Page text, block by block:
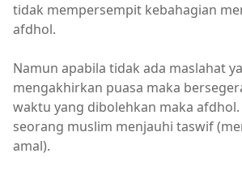
tidak mempersempit kebahagian
afdhol.
Namun apabila tidak ada maslahat
mengakhirkan puasa maka
waktu yang dibolehkan maka
seorang muslim menjauhi taswif
amal).